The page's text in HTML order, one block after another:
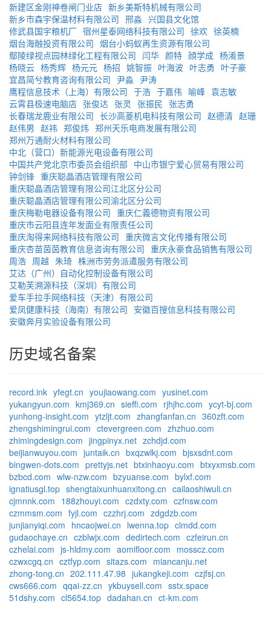
新建区金刚神卷闸门业店 新乡美斯特机械有限公司
新乡市森宇保温材料有限公司 邢淼 兴国县文化馆
修武县国宇粮机厂 宿州星泰网络科技有限公司 徐欢 徐英楠
烟台海融投资有限公司 烟台小蚂蚁再生资源有限公司
鄢陵绿视点园林绿化工程有限公司 闫华 颜特 顔学成 杨淆景
杨晓云 杨秀辉 杨元元 杨招 姚智振 叶海波 叶志勇 叶子豪
宜昌简兮教育咨询有限公司 尹淼 尹涛
鹰程信息技术（上海）有限公司 于浩 于嘉伟 喻峰 袁志敏
云霄县极速电脑店 张俊达 张灵 张振民 张志勇
长春瑞龙鹿业有限公司 长沙高菱机电科技有限公司 赵德清 赵珊
赵伟男 赵祎 郑俊炜 郑州天乐电商发展有限公司
郑州万通耐火材料有限公司
中北（营口）新能源光电设备有限公司
中国共产党北京市委员会组织部 中山市银宁爱心贸易有限公司
钟剑锋 重庆聪晶酒店管理有限公司
重庆聪晶酒店管理有限公司江北区分公司
重庆聪晶酒店管理有限公司渝北区分公司
重庆梅勒电器设备有限公司 重庆仁義德物资有限公司
重庆市云阳县连年发面业有限责任公司
重庆淘得来网络科技有限公司 重庆微言文化传播有限公司
重庆杏苗茵茵教育信息咨询有限公司 重庆永豪食品销售有限公司
周浩 周越 朱琦 株洲市劳务派遣服务有限公司
艾达（广州）自动化控制设备有限公司
艾勒芙溯源科技（深圳）有限公司
爱车手拉手网络科技（天津）有限公司
爱凤健康科技（海南）有限公司 安徽百搜信息科技有限公司
安徽奔月实验设备有限公司
历史域名备案
record.ink yfegt.cn youjiaowang.com yusinet.com
yukangyun.com kmj369.cn sieffi.com rjhjhc.com ycyt-bj.com
yunhong-insight.com ytzljt.com zhangfanfan.cn 360zft.com
zhengshimingrui.com ctevergreen.com zhzhuo.com
zhimingdesign.com jingpinyx.net zchdjd.com
beijianwuyou.com juntaik.cn bxqzwlkj.com bjsxsdnt.com
bingwen-dots.com prettyjs.net btxinhaoyu.com btxyxmsb.com
bzbcd.com wlw-nzw.com bzyuanse.com bylxf.com
ignatiusgl.top shengtaixunhuanxitong.cn cailaoshiwuli.cn
cjmnnk.com 188zhouyi.com czdxty.com czfnsw.com
czmmsm.com fyjl.com czzhrj.com zdgdzb.com
junjianyiqi.com hncaojwei.cn lwenna.top clmdd.com
gudaochaye.cn czblwjx.com dedirtech.com czfeirun.cn
czhelai.com js-hldmy.com aomifloor.com mosscz.com
czwxcgq.cn cztfyp.com sitazs.com miancanju.net
zhong-tong.cn 202.111.47.98 jukangkeji.com czjfsj.cn
cws666.com qqai-zz.cn ykbuysell.com sstx.space
51dshy.com cl5654.top dadahan.cn ct-km.com